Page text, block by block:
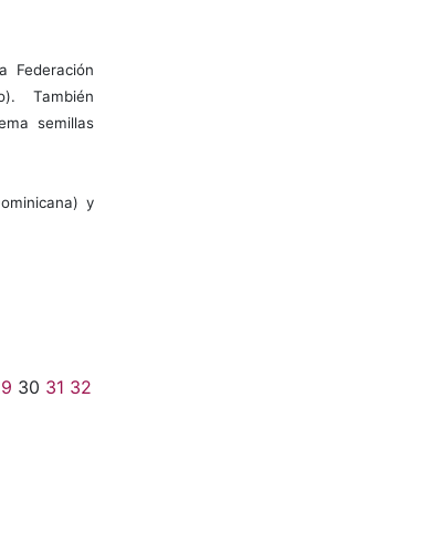
Federación
También
semillas
y
30 31 32